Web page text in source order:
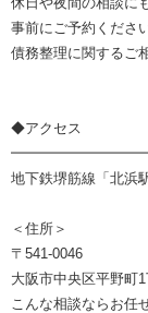
事前にご予約ください
債務整理に関するご
◆アクセス
地下鉄堺筋線「北浜
＜住所＞
〒541-0046
大阪市中央区平野町
こんな相談ならお任